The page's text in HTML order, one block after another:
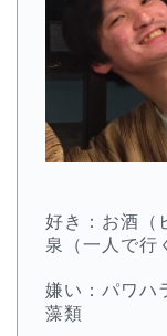
好き：お酒（
泉（一人で行
嫌い：パワハ
藻類